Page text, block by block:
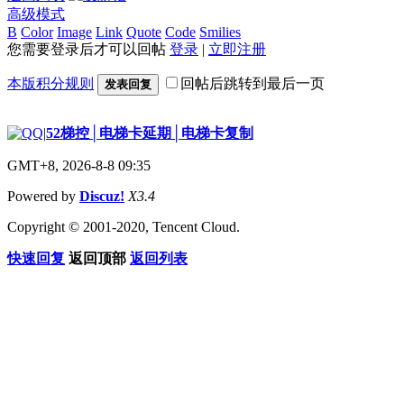
高级模式
B Color Image Link Quote Code Smilies
您需要登录后才可以回帖 登录 | 立即注册
本版积分规则 发表回复 回帖后跳转到最后一页
|52梯控│电梯卡延期│电梯卡复制
GMT+8, 2026-8-8 09:35
Powered by Discuz! X3.4
Copyright © 2001-2020, Tencent Cloud.
快速回复 返回顶部 返回列表